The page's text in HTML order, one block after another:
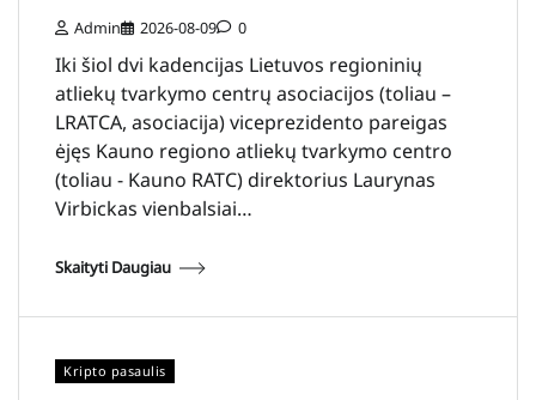
Admin 2026-08-09 0
Iki šiol dvi kadencijas Lietuvos regioninių
atliekų tvarkymo centrų asociacijos (toliau –
LRATCA, asociacija) viceprezidento pareigas
ėjęs Kauno regiono atliekų tvarkymo centro
(toliau - Kauno RATC) direktorius Laurynas
Virbickas vienbalsiai…
Skaityti Daugiau
Kripto pasaulis